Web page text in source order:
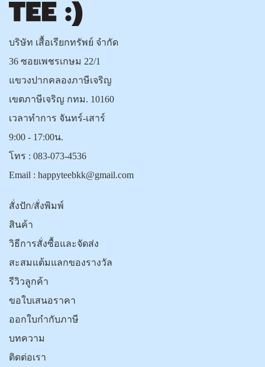
บริษัท เสื้อเรียกทรัพย์ จำกัด
36 ซอยเพชรเกษม 22/1
แขวงปากคลองภาษีเจริญ
เขตภาษีเจริญ กทม. 10160
เวลาทำการ จันทร์-เสาร์
9:00 - 17:00น.
โทร : 083-073-4536
Email : happyteebkk@gmail.com
สั่งปัก/สั่งพิมพ์
สินค้า
วิธีการสั่งซื้อและจัดส่ง
สะสมแต้มแลกของรางวัล
รีวิวลูกค้า
ขอใบเสนอราคา
ออกใบกำกับภาษี
บทความ
ติดต่อเรา